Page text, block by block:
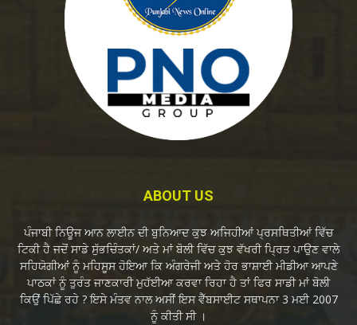
ABOUT US
ਪੰਜਾਬੀ ਨਿਊਜ ਆਨ ਲਾਈਨ ਦੀ ਬੁਨਿਆਦ ਕੁਝ ਅਜਿਹੀਆਂ ਪ੍ਰਸਥਿਤੀਆਂ ਵਿੱਚ
ਟਿਕੀ ਹੈ ਜਦੋਂ ਸਾਡੇ ਸੁੱਭਚਿੰਤਕਾਂ/ ਅਤੇ ਮਾਂ ਬੋਲੀ ਵਿੱਚ ਕੁਝ ਵੱਖਰੀ ਪ੍ਰਿਤ ਪਾਉਣ ਵਾਲੇ
ਸਹਿਯੋਗੀਆਂ ਨੂੰ ਮਹਿਸੂਸ ਹੋਇਆ ਕਿ ਅੰਗਰੇਜੀ ਅਤੇ ਹੋਰ ਭਾਸ਼ਾਈ ਮੀਡੀਆ ਆਪਣੇ
ਪਾਠਕਾਂ ਨੂੰ ਤੁਰੰਤ ਜਾਣਕਾਰੀ ਮੁਹੱਈਆ ਕਰਵਾ ਰਿਹਾ ਹੈ ਤਾਂ ਫਿਰ ਸਾਡੀ ਮਾਂ ਬੋਲੀ
ਕਿਉਂ ਪਿੱਛੇ ਰਹੇ ? ਇਸੇ ਮੰਤਵ ਨਾਲ ਅਸੀਂ ਇਸ ਵੈੱਬਸਾਈਟ ਸਥਾਪਨਾ 3 ਮਈ 2007
ਨੂੰ ਕੀਤੀ ਸੀ ।